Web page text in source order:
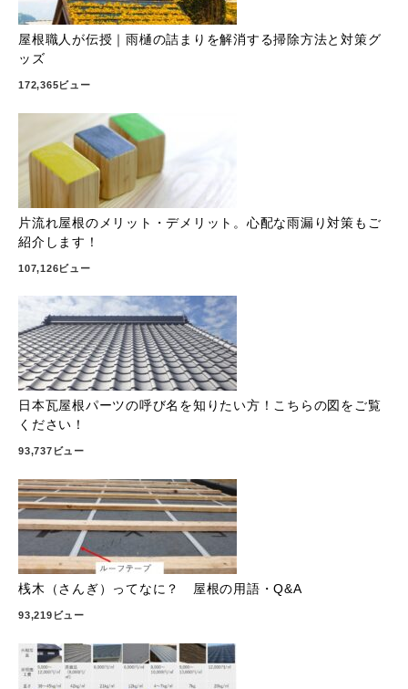
屋根職人が伝授｜雨樋の詰まりを解消する掃除方法と対策グ
ッズ
172,365ビュー
片流れ屋根のメリット・デメリット。心配な雨漏り対策もご
紹介します！
107,126ビュー
日本瓦屋根パーツの呼び名を知りたい方！こちらの図をご覧
ください！
93,737ビュー
桟木（さんぎ）ってなに？ 屋根の用語・Q&A
93,219ビュー